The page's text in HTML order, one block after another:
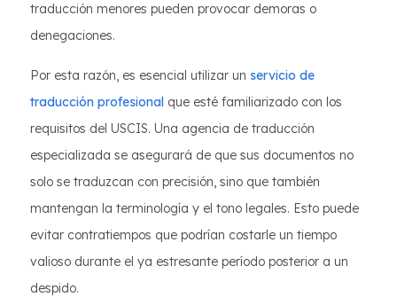
traducción menores pueden provocar demoras o
denegaciones.
Por esta razón, es esencial utilizar un servicio de
traducción profesional que esté familiarizado con los
requisitos del USCIS. Una agencia de traducción
especializada se asegurará de que sus documentos no
solo se traduzcan con precisión, sino que también
mantengan la terminología y el tono legales. Esto puede
evitar contratiempos que podrían costarle un tiempo
valioso durante el ya estresante período posterior a un
despido.